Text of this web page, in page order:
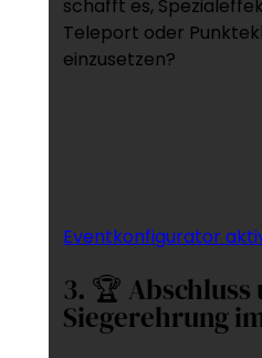
schafft es,
Teleport oder
einzusetzen?
Eventkonfigurator
3. 🏆 Abschluss
Siegerehrung